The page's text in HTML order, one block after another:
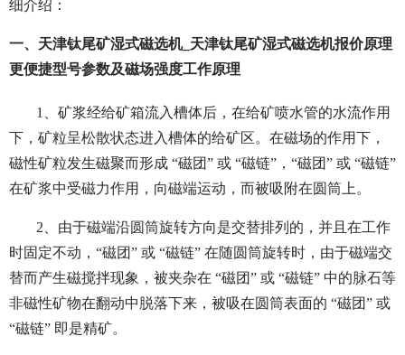
细介绍：
一、天津钛尾矿湿式磁选机_天津钛尾矿湿式磁选机报价原理
更便捷型号参数及磁场强度工作原理
1、矿浆经给矿箱流入槽体后，在给矿喷水管的水流作用
下，矿粒呈松散状态进入槽体的给矿区。在磁场的作用下，
磁性矿粒发生磁聚而形成 “磁团” 或 “磁链”，“磁团” 或 “磁链”
在矿浆中受磁力作用，向磁端运动，而被吸附在圆筒上。
2、由于磁端沿圆筒旋转方向是交替排列的，并且在工作
时固定不动，“磁团” 或 “磁链” 在随圆筒旋转时，由于磁端交
替而产生磁搅拌现象，被夹杂在 “磁团” 或 “磁链” 中的脉石等
非磁性矿物在翻动中脱落下来，被吸在圆筒表面的 “磁团” 或
“磁链” 即是精矿。